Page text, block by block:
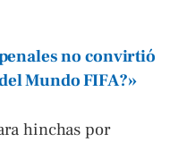
no convirtió
Mundo FIFA?»
hinchas por